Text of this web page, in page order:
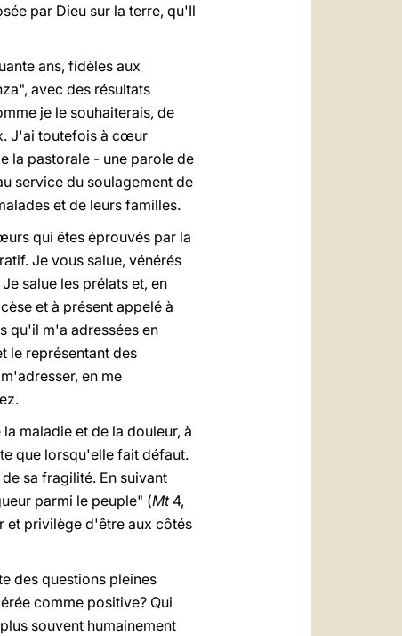
par Dieu sur la terre, qu'Il
ans, fidèles aux
avec des résultats
je le souhaiterais, de
J'ai toutefois à cœur
la pastorale - une parole de
service du soulagement de
et de leurs familles.
qui êtes éprouvés par la
Je vous salue, vénérés
salue les prélats et, en
et à présent appelé à
qu'il m'a adressées en
le représentant des
en me
maladie et de la douleur, à
que lorsqu'elle fait défaut.
sa fragilité. En suivant
parmi le peuple" (Mt4,
et privilège d'être aux côtés
des questions pleines
comme positive? Qui
souvent humainement